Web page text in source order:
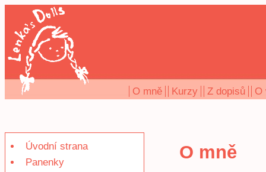
O mně Kurzy Z dopisů O
Úvodní strana
Panenky
O mně